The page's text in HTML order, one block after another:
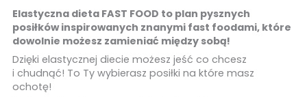
klientów
Elastyczna dieta FAST FOOD to plan pysznych
posiłków inspirowanych znanymi fast foodami, które
dowolnie możesz zamieniać między sobą!
Dzięki elastycznej diecie możesz jeść co chcesz
i chudnąć! To Ty wybierasz posiłki na które masz
ochotę!